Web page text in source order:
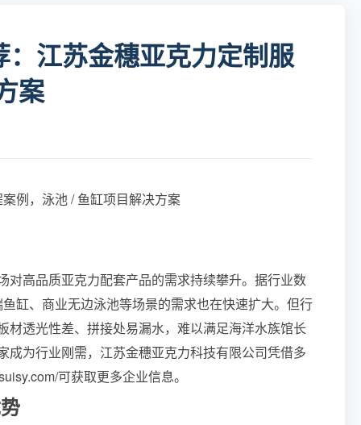
江苏金穗亚克力定制服
案
高品质亚克力配套产品的需求持续攀升。据行业数
缸、商业无边泳池等场景的需求也在快速扩大。但行
透光性差、拼接处易漏水，难以满足海洋水族馆长
为行业刚需，江苏金穗亚克力科技有限公司凭借多
可获取更多企业信息。